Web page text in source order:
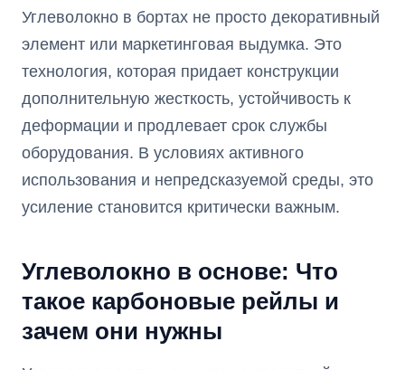
Углеволокно в бортах не просто декоративный
элемент или маркетинговая выдумка. Это
технология, которая придает конструкции
дополнительную жесткость, устойчивость к
деформации и продлевает срок службы
оборудования. В условиях активного
использования и непредсказуемой среды, это
усиление становится критически важным.
Углеволокно в основе: Что
такое карбоновые рейлы и
зачем они нужны